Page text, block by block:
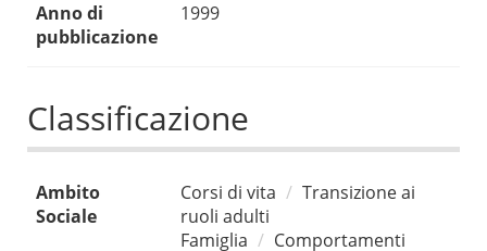
Anno di
pubblicazione
1999
Classificazione
Ambito
Sociale
Corsi di vita
Transizione ai
ruoli adulti
Famiglia
Comportamenti